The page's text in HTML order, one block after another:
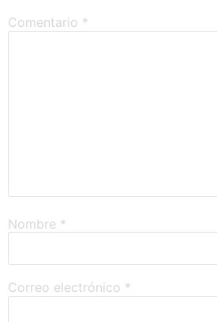
Comentario *
Nombre *
Correo electrónico *